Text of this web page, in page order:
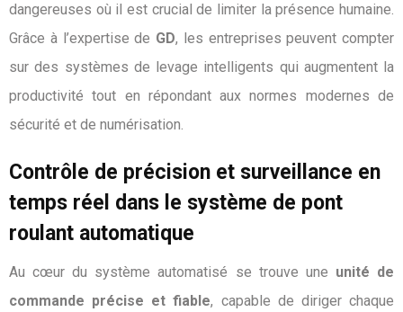
dangereuses où il est crucial de limiter la présence humaine.
Grâce à l’expertise de GD, les entreprises peuvent compter
sur des systèmes de levage intelligents qui augmentent la
productivité tout en répondant aux normes modernes de
sécurité et de numérisation.
Contrôle de précision et surveillance en
temps réel dans le système de pont
roulant automatique
Au cœur du système automatisé se trouve une unité de
commande précise et fiable, capable de diriger chaque